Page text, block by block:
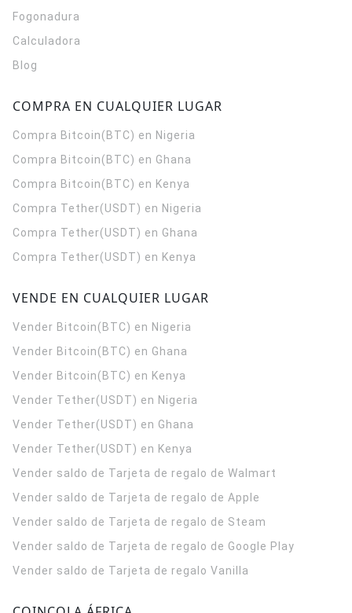
Fogonadura
Calculadora
Blog
COMPRA EN CUALQUIER LUGAR
Compra Bitcoin(BTC) en Nigeria
Compra Bitcoin(BTC) en Ghana
Compra Bitcoin(BTC) en Kenya
Compra Tether(USDT) en Nigeria
Compra Tether(USDT) en Ghana
Compra Tether(USDT) en Kenya
VENDE EN CUALQUIER LUGAR
Vender Bitcoin(BTC) en Nigeria
Vender Bitcoin(BTC) en Ghana
Vender Bitcoin(BTC) en Kenya
Vender Tether(USDT) en Nigeria
Vender Tether(USDT) en Ghana
Vender Tether(USDT) en Kenya
Vender saldo de Tarjeta de regalo de Walmart
Vender saldo de Tarjeta de regalo de Apple
Vender saldo de Tarjeta de regalo de Steam
Vender saldo de Tarjeta de regalo de Google Play
Vender saldo de Tarjeta de regalo Vanilla